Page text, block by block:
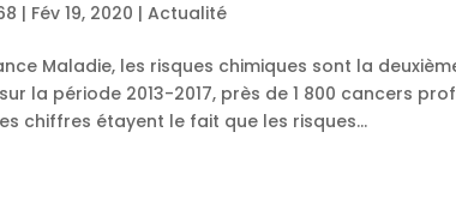
| Fév 19, 2020 |Actualité
Maladie, les risques chimiques sont la
sur la période 2013-2017, près de 1 800 cancers
chiffres étayent le fait que les risques...